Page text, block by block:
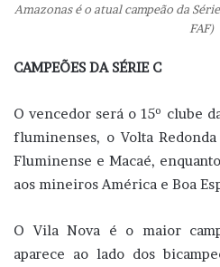
Amazonas é o atual campeão da
FAF)
CAMPEÕES DA SÉRIE C
O vencedor será o 15º clube
fluminenses, o Volta
Fluminense e Macaé,
aos mineiros América e Boa
O Vila Nova é o maior
aparece ao lado dos